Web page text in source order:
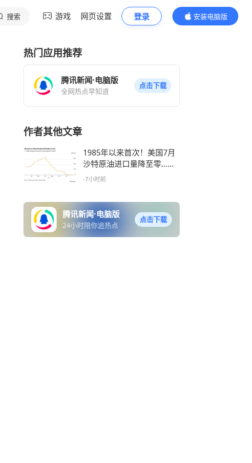
搜索 游戏 网页设置 登录
安装电脑版
内容更精彩
热门应用推荐
腾讯新闻·电脑版
全网热点早知道
点击下载
作者其他文章
1985年以来首次！美国7月
沙特原油进口量降至零……
-7小时前
腾讯新闻·电脑版
24小时陪你追热点
点击下载